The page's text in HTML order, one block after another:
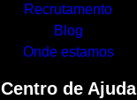
Recrutamento
Blog
Onde estamos
Centro de Ajuda